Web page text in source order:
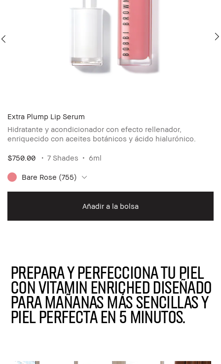
Extra Plump Lip Serum
Hidratante y acondicionador con efecto rellenador,
enriquecido con aceites botánicos y ácido hialurónico.
$750.00 7 Shades 6ml
Bare Rose (755)
Añadir a la bolsa
Prepara y perfecciona tu piel
con vitamin enriched diseñado
para mañanas más sencillas y
piel perfecta en 5 minutos.